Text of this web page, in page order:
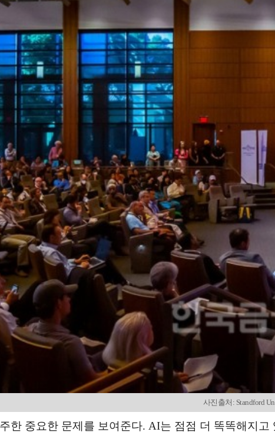
사진출처: Standford
한 중요한 문제를 보여준다. AI는 점점 더 똑똑해지